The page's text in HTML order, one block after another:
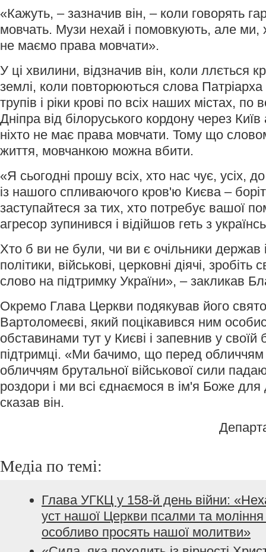
«Кажуть, – зазначив він, – коли говорять
мовчать. Музи нехай і помовкують, але
не маємо права мовчати».
У ці хвилини, відзначив він, коли ллється
землі, коли повторюються слова
трупів і ріки крові по всіх наших містах, по
Дніпра від білоруського кордону через
ніхто не має права мовчати. Тому що
життя, мовчанкою можна вбити.
«Я сьогодні прошу всіх, хто нас чує, усіх,
із нашого спливаючого кров'ю Києва –
заступайтеся за тих, хто потребує вашої
агресор зупинився і відійшов геть з
Хто б ви не були, чи ви є очільники держав
політики, військові, церковні діячі, зробіть
слово на підтримку України», – закликав
Окремо Глава Церкви подякував його
Вартоломеєві, який поцікавився ним
обставинами тут у Києві і запевнив у своїй
підтримці. «Ми бачимо, що перед обличчям
обличчям брутальної військової сили
роздори і ми всі єднаємося в ім'я Боже
сказав він.
Медіа по темі:
Глава УГКЦ у 158-й день війни:
уст нашої Церкви псалми та моління
особливо просять нашої молитви»